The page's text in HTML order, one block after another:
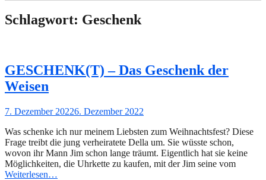
Schlagwort: Geschenk
GESCHENK(T) – Das Geschenk der
Weisen
Gepostet
7. Dezember 20226. Dezember 2022
Was schenke ich nur meinem Liebsten zum Weihnachtsfest? Diese
Frage treibt die jung verheiratete Della um. Sie wüsste schon,
wovon ihr Mann Jim schon lange träumt. Eigentlich hat sie keine
Möglichkeiten, die Uhrkette zu kaufen, mit der Jim seine vom
Weiterlesen…